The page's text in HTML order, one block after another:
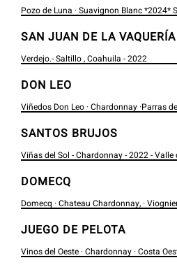
Pozo de Luna · Suavignon Blanc *2024*
SAN JUAN DE LA VAQUERÍA
Verdejo.- Saltillo , Coahuila - 2022
DON LEO
Viñedos Don Leo · Chardonnay ·Parras
SANTOS BRUJOS
Viñas del Sol - Chardonnay - 2022 - Valle
DOMECQ
Domecq · Chateau Chardonnay, ·
JUEGO DE PELOTA
Vinos del Oeste · Chardonnay · Costa